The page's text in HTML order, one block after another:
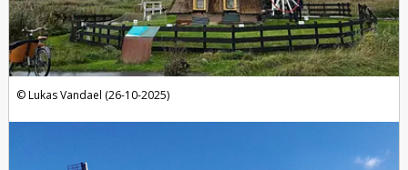
Lukas Vandael (26-10-2025)